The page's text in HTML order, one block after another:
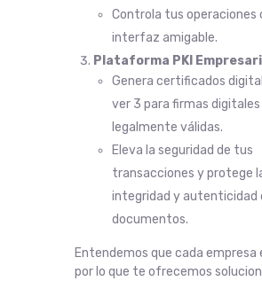
Controla tus operaciones
interfaz amigable.
Plataforma PKI
Genera certificados
ver 3 para firmas
legalmente válidas.
Eleva la seguridad de tus
transacciones y protege
integridad y autenticidad
documentos.
Entendemos que cada empresa
por lo que te ofrecemos